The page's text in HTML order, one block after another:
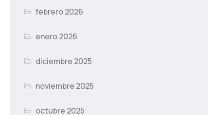
febrero 2026
enero 2026
diciembre 2025
noviembre 2025
octubre 2025